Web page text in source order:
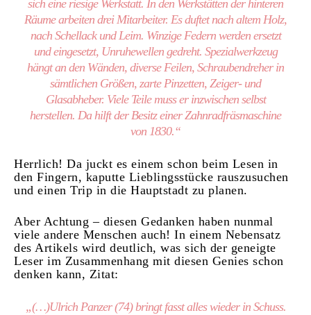
sich eine riesige Werkstatt. In den Werkstätten der hinteren
Räume arbeiten drei Mitarbeiter. Es duftet nach altem Holz,
nach Schellack und Leim. Winzige Federn werden ersetzt
und eingesetzt, Unruhewellen gedreht. Spezialwerkzeug
hängt an den Wänden, diverse Feilen, Schraubendreher in
sämtlichen Größen, zarte Pinzetten, Zeiger- und
Glasabheber. Viele Teile muss er inzwischen selbst
herstellen. Da hilft der Besitz einer Zahnradfräsmaschine
von 1830.“
Herrlich! Da juckt es einem schon beim Lesen in
den Fingern, kaputte Lieblingsstücke rauszusuchen
und einen Trip in die Hauptstadt zu planen.
Aber Achtung – diesen Gedanken haben nunmal
viele andere Menschen auch! In einem Nebensatz
des Artikels wird deutlich, was sich der geneigte
Leser im Zusammenhang mit diesen Genies schon
denken kann, Zitat:
„(…)Ulrich Panzer (74) bringt fasst alles wieder in Schuss.